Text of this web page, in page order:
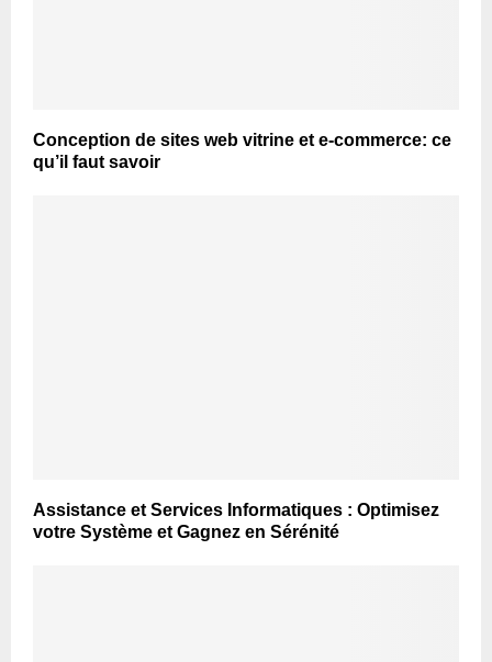
Conception de sites web vitrine et e-commerce: ce
qu’il faut savoir
Assistance et Services Informatiques : Optimisez
votre Système et Gagnez en Sérénité